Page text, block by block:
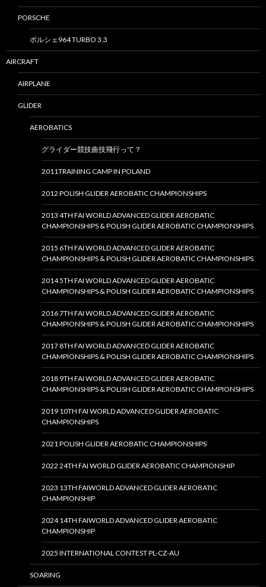
PORSCHE
ポルシェ964 TURBO 3.3
AIRCRAFT
AIRPLANE
GLIDER
AEROBATICS
グライダー競技曲技飛行って？
2011TRAINING CAMP IN POLAND
2012 POLISH GLIDER AEROBATIC CHAMPIONSHIPS
2013 4TH FAI WORLD ADVANCED GLIDER AEROBATIC
CHAMPIONSHIPS & POLISH GLIDER AEROBATIC CHAMPIONSHIPS
2015 6TH FAI WORLD ADVANCED GLIDER AEROBATIC
CHAMPIONSHIPS & POLISH GLIDER AEROBATIC CHAMPIONSHIPS
2014 5TH FAI WORLD ADVANCED GLIDER AEROBATIC
CHAMPIONSHIPS & POLISH GLIDER AEROBATIC CHAMPIONSHIPS
2016 7TH FAI WORLD ADVANCED GLIDER AEROBATIC
CHAMPIONSHIPS & POLISH GLIDER AEROBATIC CHAMPIONSHIPS
2017 8TH FAI WORLD ADVANCED GLIDER AEROBATIC
CHAMPIONSHIPS & POLISH GLIDER AEROBATIC CHAMPIONSHIPS
2018 9TH FAI WORLD ADVANCED GLIDER AEROBATIC
CHAMPIONSHIPS & POLISH GLIDER AEROBATIC CHAMPIONSHIPS
2019 10TH FAI WORLD ADVANCED GLIDER AEROBATIC
CHAMPIONSHIPS
2021 POLISH GLIDER AEROBATIC CHAMPIONSHIPS
2022 24TH FAI WORLD GLIDER AEROBATIC CHAMPIONSHIP
2023 13TH FAIWORLD ADVANCED GLIDER AEROBATIC
CHAMPIONSHIP
2024 14TH FAIWORLD ADVANCED GLIDER AEROBATIC
CHAMPIONSHIP
2025 INTERNATIONAL CONTEST PL-CZ-AU
SOARING